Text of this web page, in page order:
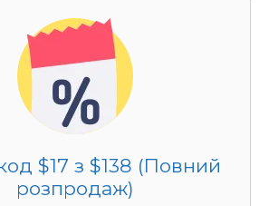
$17 з $138 (Повний
розпродаж)